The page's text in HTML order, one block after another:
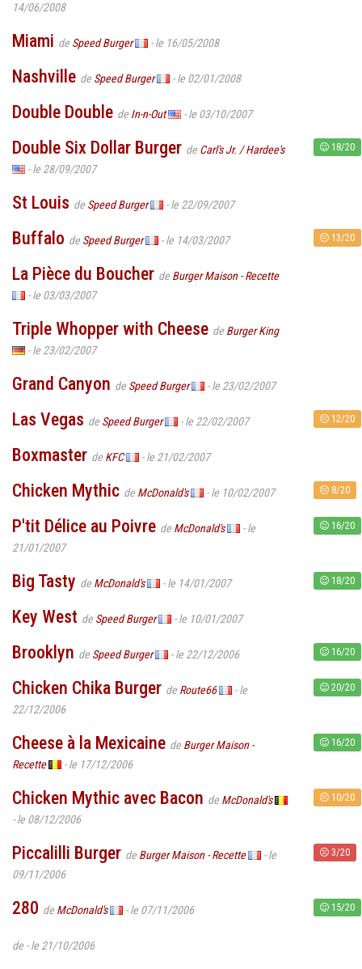
14/06/2008
Miami de Speed Burger - le 16/05/2008
Nashville de Speed Burger - le 02/01/2008
Double Double de In-n-Out - le 03/10/2007
Double Six Dollar Burger de Carl's Jr. / Hardee's
- le 28/09/2007
18/20
St Louis de Speed Burger - le 22/09/2007
Buffalo de Speed Burger - le 14/03/2007 13/20
La Pièce du Boucher de Burger Maison - Recette
- le 03/03/2007
Triple Whopper with Cheese de Burger King
- le 23/02/2007
Grand Canyon de Speed Burger - le 23/02/2007
Las Vegas de Speed Burger - le 22/02/2007 12/20
Boxmaster de KFC - le 21/02/2007
Chicken Mythic de McDonald's - le 10/02/2007 8/20
P'tit Délice au Poivre de McDonald's
- le
21/01/2007
16/20
Big Tasty de McDonald's - le 14/01/2007 18/20
Key West de Speed Burger - le 10/01/2007
Brooklyn de Speed Burger - le 22/12/2006 16/20
Chicken Chika Burger de Route66
- le
22/12/2006
20/20
Cheese à la Mexicaine de Burger Maison -
Recette
- le 17/12/2006
16/20
Chicken Mythic avec Bacon de McDonald's
- le 08/12/2006
10/20
Piccalilli Burger de Burger Maison - Recette
- le
09/11/2006
3/20
280 de McDonald's - le 07/11/2006 15/20
de - le 21/10/2006